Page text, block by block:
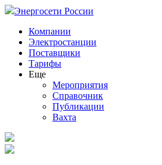
Энергосети России
Компании
Электростанции
Поставщики
Тарифы
Еще
Мероприятия
Справочник
Публикации
Вахта